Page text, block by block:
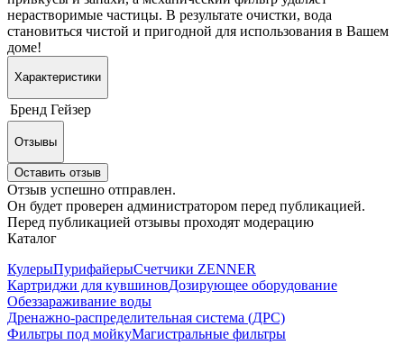
нерастворимые частицы. В результате очистки, вода
становиться чистой и пригодной для использования в Вашем
доме!
Характеристики
Бренд Гейзер
Отзывы
Оставить отзыв
Отзыв успешно отправлен.
Он будет проверен администратором перед публикацией.
Перед публикацией отзывы проходят модерацию
Каталог
КулерыПурифайерыСчетчики ZENNER
Картриджи для кувшиновДозирующее оборудование
Обеззараживание воды
Дренажно-распределительная система (ДРС)
Фильтры под мойкуМагистральные фильтры